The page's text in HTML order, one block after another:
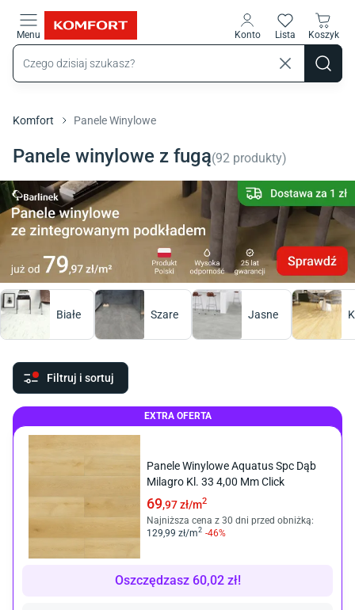
Menu Konto Lista Koszyk
Komfort Panele Winylowe
Panele winylowe z fugą(92 produkty)
Białe Szare Jasne
Filtruj i sortuj
EXTRA OFERTA
Panele Winylowe Aquatus Spc Dąb
Milagro Kl. 33 4,00 Mm Click
69,97 zł/m2
Najniższa cena z 30 dni przed obniżką:
129 ,99 zł/m2 -46%
Oszczędzasz 60,02 zł!